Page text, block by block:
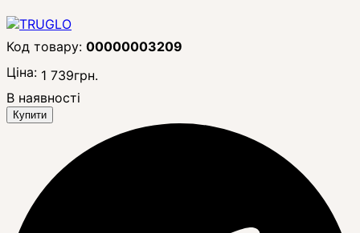
00000003209
Ціна: 1 739грн.
В наявності
Купити